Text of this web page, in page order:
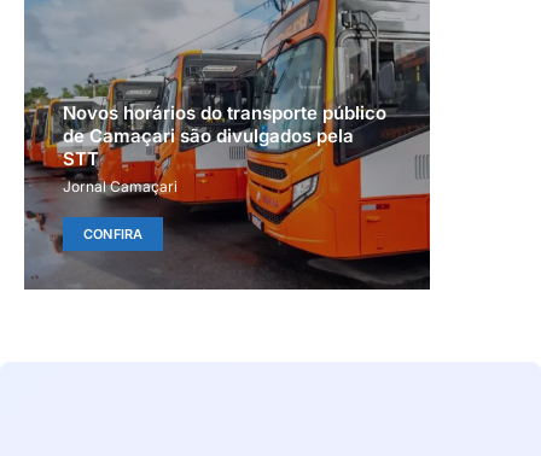
Novos horários do transporte público
de Camaçari são divulgados pela
STT
Jornal Camaçari
CONFIRA